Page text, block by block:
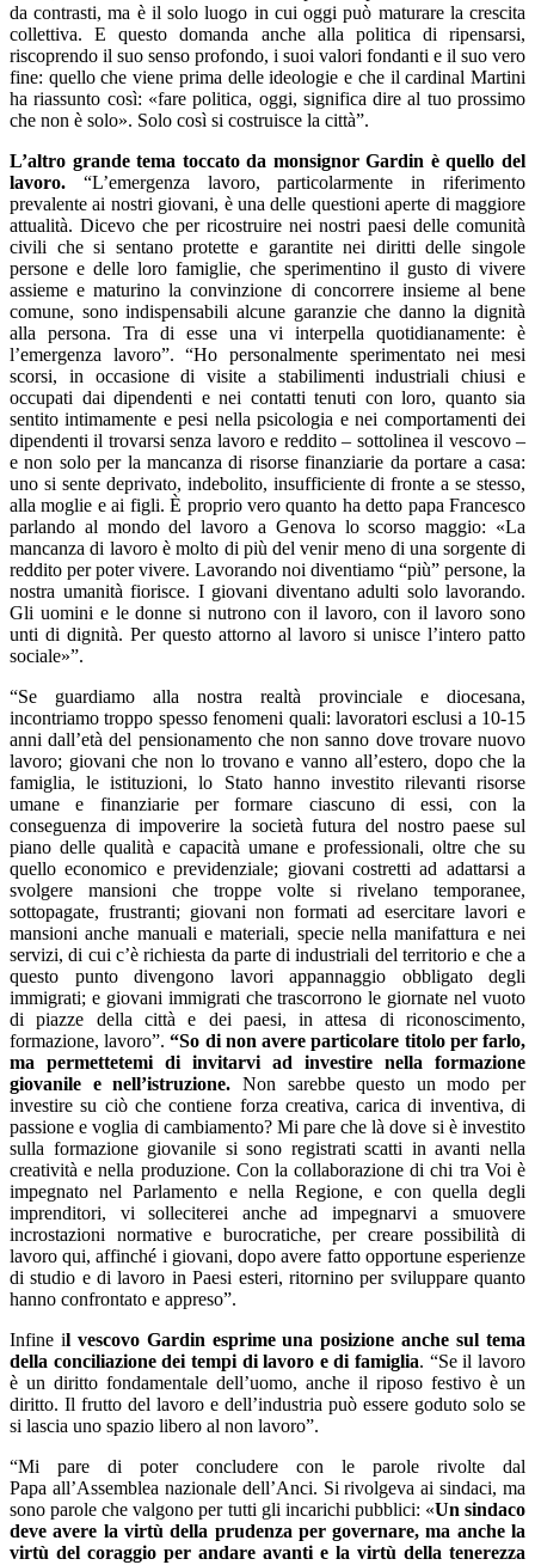
da contrasti, ma è il solo luogo in cui oggi può maturare la crescita
collettiva. E questo domanda anche alla politica di ripensarsi,
riscoprendo il suo senso profondo, i suoi valori fondanti e il suo vero
fine: quello che viene prima delle ideologie e che il cardinal Martini
ha riassunto così: «fare politica, oggi, significa dire al tuo prossimo
che non è solo». Solo così si costruisce la città”.
L’altro grande tema toccato da monsignor Gardin è quello del
lavoro. “L’emergenza lavoro, particolarmente in riferimento
prevalente ai nostri giovani, è una delle questioni aperte di maggiore
attualità. Dicevo che per ricostruire nei nostri paesi delle comunità
civili che si sentano protette e garantite nei diritti delle singole
persone e delle loro famiglie, che sperimentino il gusto di vivere
assieme e maturino la convinzione di concorrere insieme al bene
comune, sono indispensabili alcune garanzie che danno la dignità
alla persona. Tra di esse una vi interpella quotidianamente: è
l’emergenza lavoro”. “Ho personalmente sperimentato nei mesi
scorsi, in occasione di visite a stabilimenti industriali chiusi e
occupati dai dipendenti e nei contatti tenuti con loro, quanto sia
sentito intimamente e pesi nella psicologia e nei comportamenti dei
dipendenti il trovarsi senza lavoro e reddito – sottolinea il vescovo –
e non solo per la mancanza di risorse finanziarie da portare a casa:
uno si sente deprivato, indebolito, insufficiente di fronte a se stesso,
alla moglie e ai figli. È proprio vero quanto ha detto papa Francesco
parlando al mondo del lavoro a Genova lo scorso maggio: «La
mancanza di lavoro è molto di più del venir meno di una sorgente di
reddito per poter vivere. Lavorando noi diventiamo “più” persone, la
nostra umanità fiorisce. I giovani diventano adulti solo lavorando.
Gli uomini e le donne si nutrono con il lavoro, con il lavoro sono
unti di dignità. Per questo attorno al lavoro si unisce l’intero patto
sociale»”.
“Se guardiamo alla nostra realtà provinciale e diocesana,
incontriamo troppo spesso fenomeni quali: lavoratori esclusi a 10-15
anni dall’età del pensionamento che non sanno dove trovare nuovo
lavoro; giovani che non lo trovano e vanno all’estero, dopo che la
famiglia, le istituzioni, lo Stato hanno investito rilevanti risorse
umane e finanziarie per formare ciascuno di essi, con la
conseguenza di impoverire la società futura del nostro paese sul
piano delle qualità e capacità umane e professionali, oltre che su
quello economico e previdenziale; giovani costretti ad adattarsi a
svolgere mansioni che troppe volte si rivelano temporanee,
sottopagate, frustranti; giovani non formati ad esercitare lavori e
mansioni anche manuali e materiali, specie nella manifattura e nei
servizi, di cui c’è richiesta da parte di industriali del territorio e che a
questo punto divengono lavori appannaggio obbligato degli
immigrati; e giovani immigrati che trascorrono le giornate nel vuoto
di piazze della città e dei paesi, in attesa di riconoscimento,
formazione, lavoro”. “So di non avere particolare titolo per farlo,
ma permettetemi di invitarvi ad investire nella formazione
giovanile e nell’istruzione. Non sarebbe questo un modo per
investire su ciò che contiene forza creativa, carica di inventiva, di
passione e voglia di cambiamento? Mi pare che là dove si è investito
sulla formazione giovanile si sono registrati scatti in avanti nella
creatività e nella produzione. Con la collaborazione di chi tra Voi è
impegnato nel Parlamento e nella Regione, e con quella degli
imprenditori, vi solleciterei anche ad impegnarvi a smuovere
incrostazioni normative e burocratiche, per creare possibilità di
lavoro qui, affinché i giovani, dopo avere fatto opportune esperienze
di studio e di lavoro in Paesi esteri, ritornino per sviluppare quanto
hanno confrontato e appreso”.
Infine il vescovo Gardin esprime una posizione anche sul tema
della conciliazione dei tempi di lavoro e di famiglia. “Se il lavoro
è un diritto fondamentale dell’uomo, anche il riposo festivo è un
diritto. Il frutto del lavoro e dell’industria può essere goduto solo se
si lascia uno spazio libero al non lavoro”.
“Mi pare di poter concludere con le parole rivolte dal
Papa all’Assemblea nazionale dell’Anci. Si rivolgeva ai sindaci, ma
sono parole che valgono per tutti gli incarichi pubblici: «Un sindaco
deve avere la virtù della prudenza per governare, ma anche la
virtù del coraggio per andare avanti e la virtù della tenerezza